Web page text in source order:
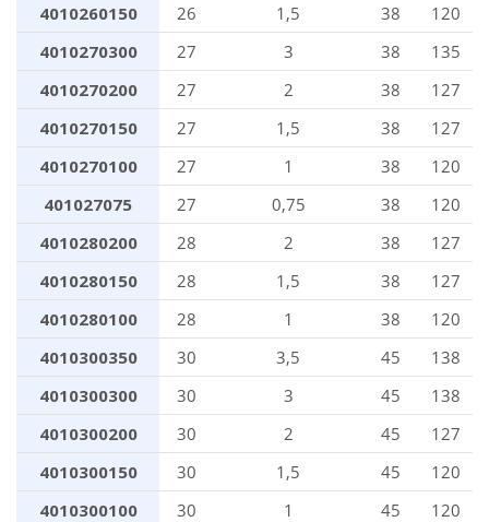
4010260150
26 1,5 38
120
4010270300
27 3 38
135
4010270200
27 2 38
127
4010270150
27 1,5 38
127
4010270100
27 1 38
120
401027075
27 0,75 38
120
4010280200
28 2 38
127
4010280150
28 1,5 38
127
4010280100
28 1 38
120
4010300350
30 3,5 45
138
4010300300
30 3 45
138
4010300200
30 2 45
127
4010300150
30 1,5 45
120
4010300100
30 1 45
120